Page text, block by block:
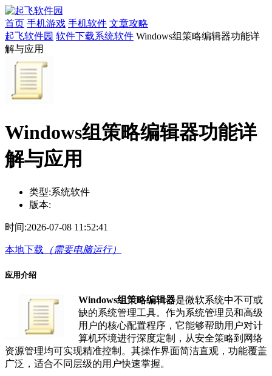
首页 手机游戏 手机软件 文章攻略
起飞软件园 软件下载系统软件 Windows组策略编辑器功能详
解与应用
Windows组策略编辑器功能详
解与应用
类型:系统软件
版本:
时间:2026-07-08 11:52:41
本地下载 （需要电脑运行）
应用介绍
Windows组策略编辑器是微软系统中不可或
缺的系统管理工具。作为系统管理员和高级
用户的核心配置程序，它能够帮助用户对计
算机环境进行深度定制，从安全策略到网络
资源管理均可实现精准控制。其操作界面简洁直观，功能覆盖
广泛，适合不同层级的用户快速掌握。